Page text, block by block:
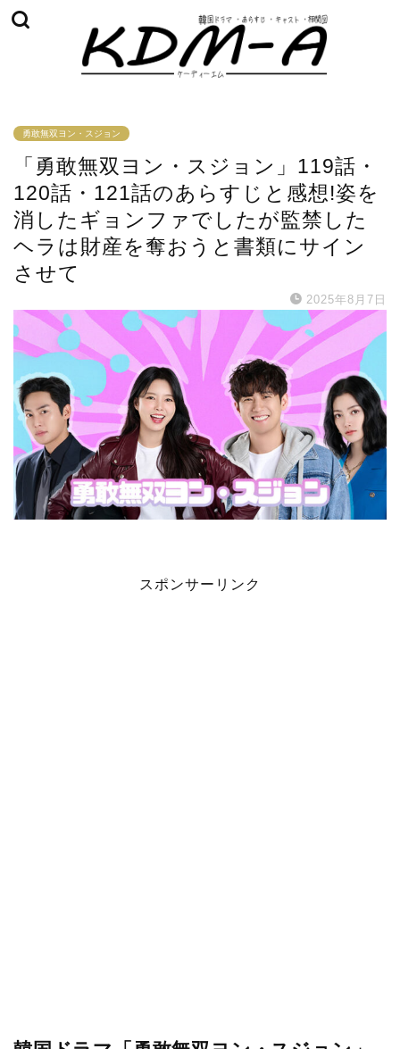
勇敢無双ヨン・スジョン
「勇敢無双ヨン・スジョン」119話・
120話・121話のあらすじと感想!姿を
消したギョンファでしたが監禁した
ヘラは財産を奪おうと書類にサイン
させて
2025年8月7日
スポンサーリンク